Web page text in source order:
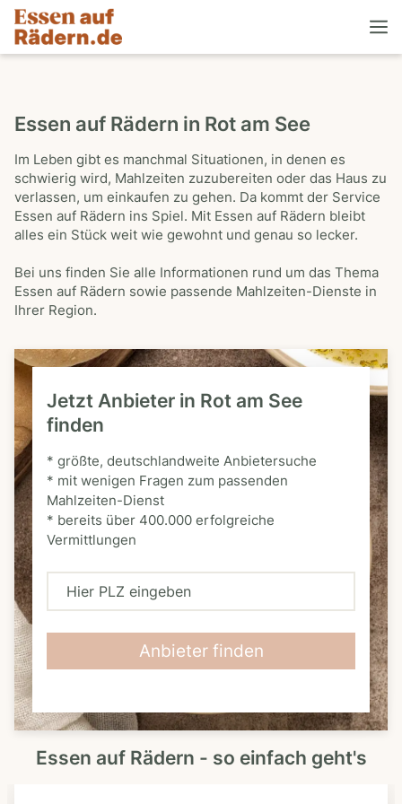
Essen auf Rädern in Rot am See
Im Leben gibt es manchmal Situationen, in denen es
schwierig wird, Mahlzeiten zuzubereiten oder das Haus zu
verlassen, um einkaufen zu gehen. Da kommt der Service
Essen auf Rädern ins Spiel. Mit Essen auf Rädern bleibt
alles ein Stück weit wie gewohnt und genau so lecker.
Bei uns finden Sie alle Informationen rund um das Thema
Essen auf Rädern sowie passende Mahlzeiten-Dienste in
Ihrer Region.
Jetzt Anbieter in Rot am See
finden
* größte, deutschlandweite Anbietersuche
* mit wenigen Fragen zum passenden
Mahlzeiten-Dienst
* bereits über 400.000 erfolgreiche
Vermittlungen
H
L
Z
Anbieter finden
Essen auf Rädern - so einfach geht's